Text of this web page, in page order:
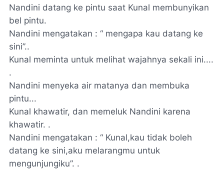
Nandini datang ke pintu saat Kunal membunyikan
bel pintu.
Nandini mengatakan : “ mengapa kau datang ke
sini”..
Kunal meminta untuk melihat wajahnya sekali ini....
.
Nandini menyeka air matanya dan membuka
pintu...
Kunal khawatir, dan memeluk Nandini karena
khawatir. .
Nandini mengatakan : “ Kunal,kau tidak boleh
datang ke sini,aku melarangmu untuk
mengunjungiku”. .